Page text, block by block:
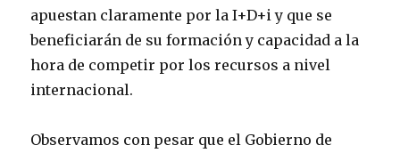
apuestan claramente por la I+D+i y que se
beneficiarán de su formación y capacidad a la
hora de competir por los recursos a nivel
internacional.
Observamos con pesar que el Gobierno de